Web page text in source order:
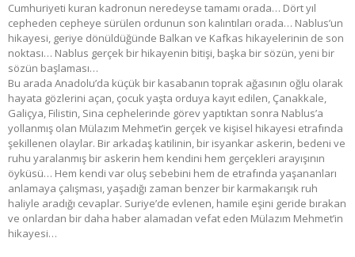
Cumhuriyeti kuran kadronun neredeyse tamamı orada… Dört yıl
cepheden cepheye sürülen ordunun son kalıntıları orada… Nablus’un
hikayesi, geriye dönüldüğünde Balkan ve Kafkas hikayelerinin de son
noktası… Nablus gerçek bir hikayenin bitişi, başka bir sözün, yeni bir
sözün başlaması…
Bu arada Anadolu’da küçük bir kasabanın toprak ağasının oğlu olarak
hayata gözlerini açan, çocuk yaşta orduya kayıt edilen, Çanakkale,
Galiçya, Filistin, Sina cephelerinde görev yaptıktan sonra Nablus’a
yollanmış olan Mülazım Mehmet’in gerçek ve kişisel hikayesi etrafında
şekillenen olaylar. Bir arkadaş katilinin, bir isyankar askerin, bedeni ve
ruhu yaralanmış bir askerin hem kendini hem gerçekleri arayışının
öyküsü… Hem kendi var oluş sebebini hem de etrafında yaşananları
anlamaya çalışması, yaşadığı zaman benzer bir karmakarışık ruh
haliyle aradığı cevaplar. Suriye’de evlenen, hamile eşini geride bırakan
ve onlardan bir daha haber alamadan vefat eden Mülazım Mehmet’in
hikayesi…